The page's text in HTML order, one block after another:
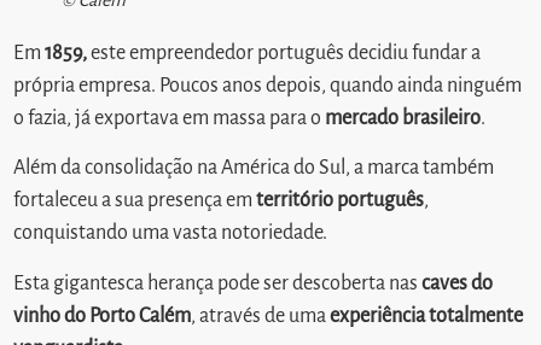
Em1859,este empreendedor português decidiu fundar a
própria empresa. Poucos anos depois, quando ainda ninguém
o fazia, já exportava em massa para o mercado brasileiro.
Além da consolidação na América do Sul, a marca também
fortaleceu a sua presença emterritório português,
conquistando uma vasta notoriedade.
Esta gigantesca herança pode ser descoberta nascaves do
vinho do PortoCalém, através de umaexperiência totalmente